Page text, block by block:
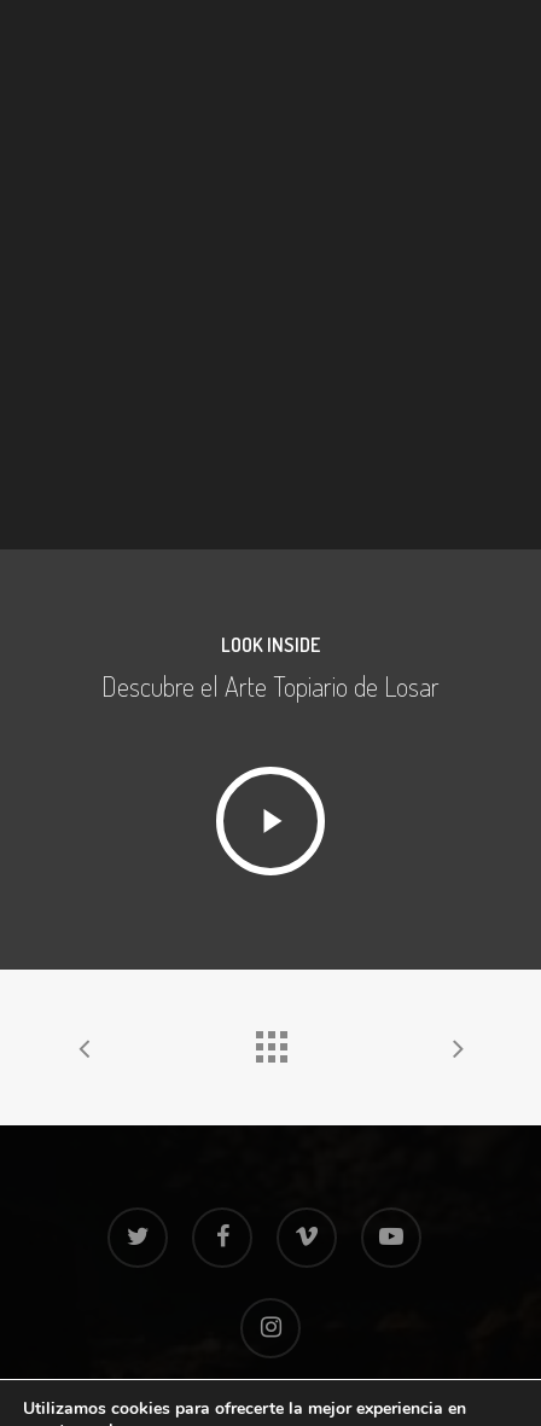
LOOK INSIDE
Descubre el Arte Topiario de Losar
Play
Video
twitter facebook vimeo youtube
instagram
Utilizamos cookies para ofrecerte la mejor experiencia en